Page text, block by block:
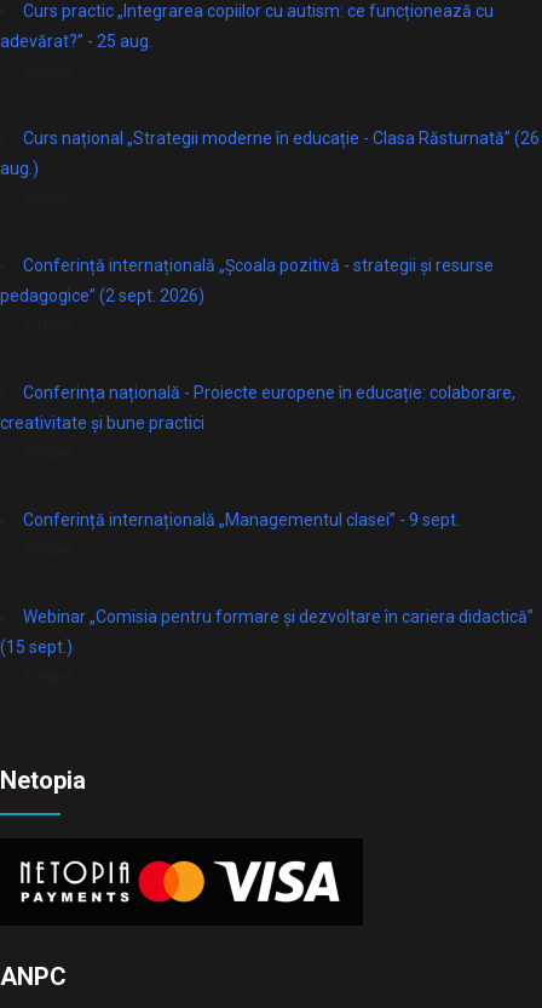
Curs practic „Integrarea copiilor cu autism: ce funcționează cu
adevărat?” - 25 aug.
Curs național „Strategii moderne în educație - Clasa Răsturnată” (26
aug.)
Conferință internațională „Școala pozitivă - strategii și resurse
pedagogice” (2 sept. 2026)
Conferința națională - Proiecte europene în educație: colaborare,
creativitate și bune practici
Conferință internațională „Managementul clasei” - 9 sept.
Webinar „Comisia pentru formare și dezvoltare în cariera didactică”
(15 sept.)
Netopia
ANPC